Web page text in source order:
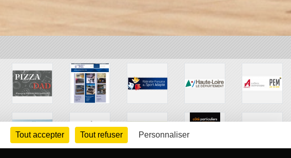
Tout accepter Tout refuser Personnaliser